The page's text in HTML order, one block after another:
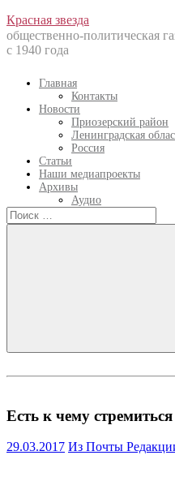
Перейти
к
содержанию
Красная звезда
общественно-политическая
с 1940 года
Главная
Контакты
Новости
Приозерский район
Ленинградская
Россия
Статьи
Наши медиапроекты
Архивы
Аудио
Искать:
Искать
Есть к чему стремиться
29.03.2017 Из Почты